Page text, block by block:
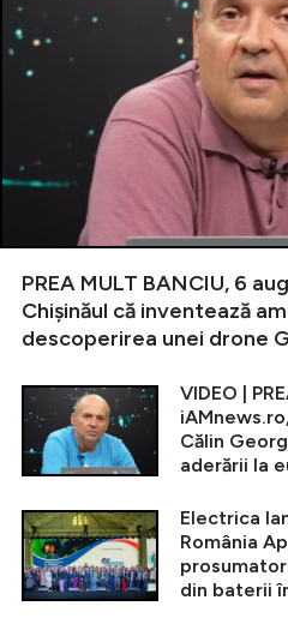
PREA MULT BANCIU, 6
Chișinăul că inventează
descoperirea unei drone
VIDEO |
Călin
aderării la
Electrica
România
din baterii